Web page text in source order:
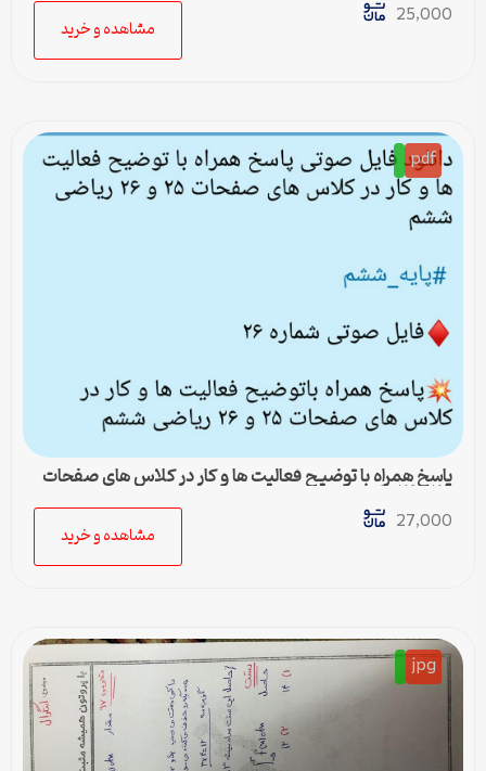
25,000
مشاهده و خرید
pdf
پاسخ همراه با توضیح فعالیت ها و کار در کلاس های صفحات
۲۵ و ۲۶ ریاضی ششم
27,000
مشاهده و خرید
jpg